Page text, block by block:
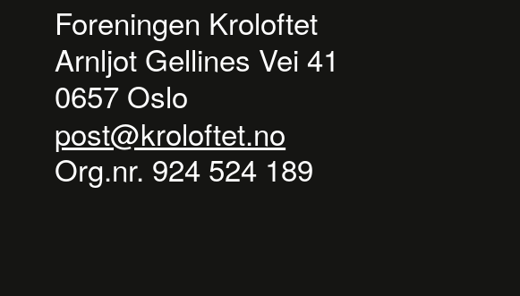
Foreningen Kroloftet
Arnljot Gellines Vei 41
0657 Oslo
post@kroloftet.no
Org.nr. 924 524 189